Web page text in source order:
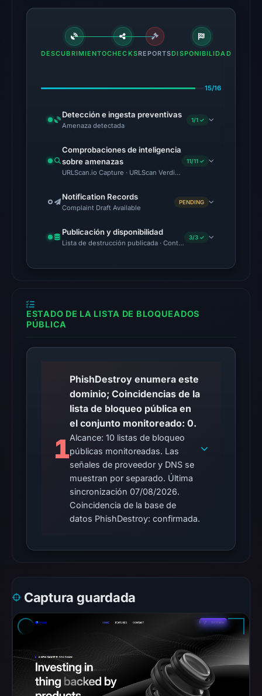
domain
Mar
2,
UTC.
conclusive
timestamped
HTTP
response
is
current
is
observations:
external
matches
were
recorded
in
the
snapshot
from
Aug
6,
2026
recorded
0
pulse
references
on
Mar
DESCUBRIMIENTOCHECKSREPORTSDISPONIBILIDAD
15/16
Detección e ingesta preventivas
Amenaza detectada
1/1 ✓
Comprobaciones de inteligencia
sobre amenazas
URLScan.io Capture · URLScan Verdict · Cloudflare Radar
11/11 ✓
Notification Records
Complaint Draft Available
PENDING
Publicación y disponibilidad
Lista de destrucción publicada · Content Observed
3/3 ✓
ESTADO DE LA LISTA DE BLOQUEADOS
PÚBLICA
1
PhishDestroy enumera este
dominio; Coincidencias de la
lista de bloqueo pública en
el conjunto monitoreado: 0.
Alcance: 10 listas de bloqueo
públicas monitoreadas. Las
señales de proveedor y DNS se
muestran por separado. Última
sincronización 07/08/2026.
Coincidencia de la base de
datos PhishDestroy: confirmada.
Captura guardada